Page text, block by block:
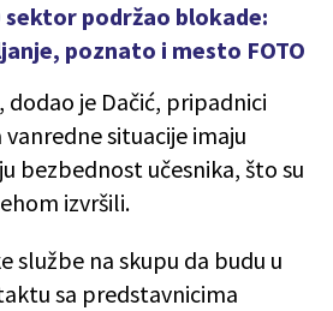
sektor podržao blokade:
poznato i mesto FOTO
je Dačić, pripadnici
situacije imaju
bezbednost učesnika, što su
izvršili.
službe na skupu da budu u
sa predstavnicima